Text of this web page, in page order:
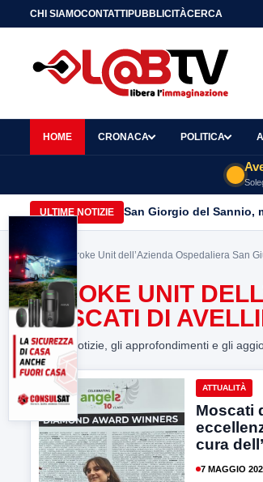
CHI SIAMOCONTATTIPUBBLICITÀCERCA
HOME CRONACA POLITICA
ULTIME NOTIZIE San Giorgio del Sannio,
Home> Stroke Unit dell’Azienda Ospedaliera San
STROKE UNIT
MOSCATI DI
Tutte le notizie, gli approfondimenti e gli
ATTUALITÀ
Moscati
cura
7 MAGGIO